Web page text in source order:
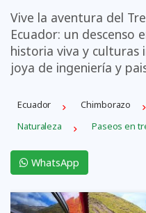
Vive la aventura del
Ecuador: un descenso
historia viva y culturas
joya de ingeniería y
Ecuador Chimborazo
Naturaleza
Paseos en
WhatsApp